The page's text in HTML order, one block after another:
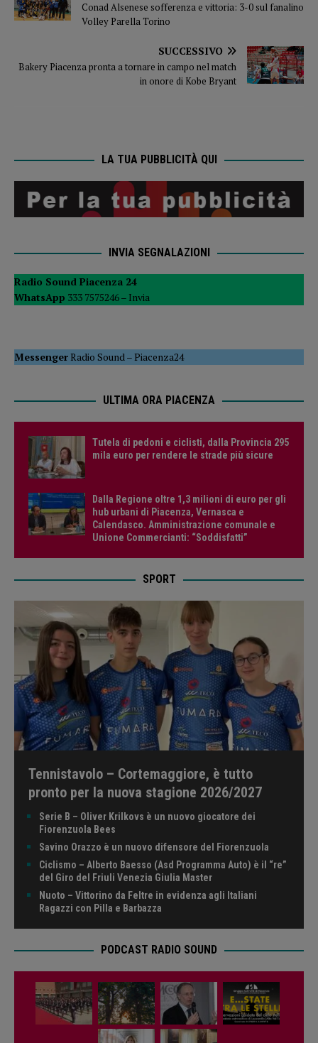
Conad Alsenese sofferenza e vittoria: 3-0 sul fanalino
Volley Parella Torino
SUCCESSIVO
Bakery Piacenza pronta a tornare in campo nel match
in onore di Kobe Bryant
LA TUA PUBBLICITÀ QUI
INVIA SEGNALAZIONI
Radio Sound Piacenza 24
WhatsApp 333 7575246 – Invia
MessengerRadio Sound –Piacenza24
ULTIMA ORA PIACENZA
Tutela di pedoni e ciclisti, dalla Provincia 295
mila euro per rendere le strade più sicure
Dalla Regione oltre 1,3 milioni di euro per gli
hub urbani di Piacenza, Vernasca e
Calendasco. Amministrazione comunale e
Unione Commercianti: “Soddisfatti”
SPORT
Tennistavolo – Cortemaggiore, è tutto
pronto per la nuova stagione 2026/2027
Serie B – Oliver Krilkovs è un nuovo giocatore dei
Fiorenzuola Bees
Savino Orazzo è un nuovo difensore del Fiorenzuola
Ciclismo – Alberto Baesso (Asd Programma Auto) è il “re”
del Giro del Friuli Venezia Giulia Master
Nuoto – Vittorino da Feltre in evidenza agli Italiani
Ragazzi con Pilla e Barbazza
PODCAST RADIO SOUND